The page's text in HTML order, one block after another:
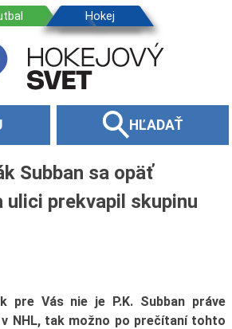
HĽADAŤ
Subban sa opäť
ulici prekvapil skupinu
pre Vás nie je P.K. Subban práve
NHL, tak možno po prečítaní tohto